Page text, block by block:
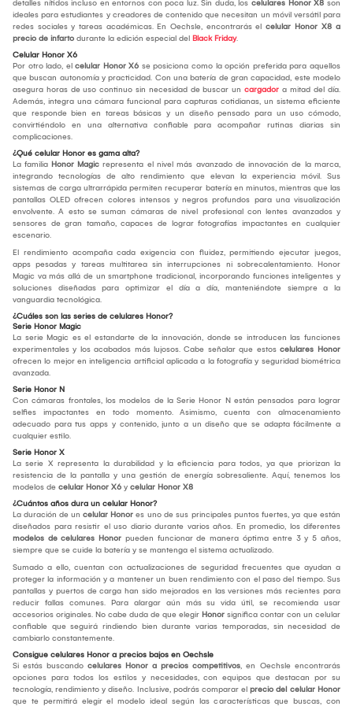
detalles nítidos incluso en entornos con poca luz. Sin duda, los celulares Honor X8 son
ideales para estudiantes y creadores de contenido que necesitan un móvil versátil para
redes sociales y tareas académicas. En Oechsle, encontrarás el celular Honor X8 a
precio de infarto durante la edición especial del Black Friday.
Celular Honor X6
Por otro lado, el celular Honor X6 se posiciona como la opción preferida para aquellos
que buscan autonomía y practicidad. Con una batería de gran capacidad, este modelo
asegura horas de uso continuo sin necesidad de buscar un cargador a mitad del día.
Además, integra una cámara funcional para capturas cotidianas, un sistema eficiente
que responde bien en tareas básicas y un diseño pensado para un uso cómodo,
convirtiéndolo en una alternativa confiable para acompañar rutinas diarias sin
complicaciones.
¿Qué celular Honor es gama alta?
La familia Honor Magic representa el nivel más avanzado de innovación de la marca,
integrando tecnologías de alto rendimiento que elevan la experiencia móvil. Sus
sistemas de carga ultrarrápida permiten recuperar batería en minutos, mientras que las
pantallas OLED ofrecen colores intensos y negros profundos para una visualización
envolvente. A esto se suman cámaras de nivel profesional con lentes avanzados y
sensores de gran tamaño, capaces de lograr fotografías impactantes en cualquier
escenario.
El rendimiento acompaña cada exigencia con fluidez, permitiendo ejecutar juegos,
apps pesadas y tareas multitarea sin interrupciones ni sobrecalentamiento. Honor
Magic va más allá de un smartphone tradicional, incorporando funciones inteligentes y
soluciones diseñadas para optimizar el día a día, manteniéndote siempre a la
vanguardia tecnológica.
¿Cuáles son las series de celulares Honor?
Serie Honor Magic
La serie Magic es el estandarte de la innovación, donde se introducen las funciones
experimentales y los acabados más lujosos. Cabe señalar que estos celulares Honor
ofrecen lo mejor en inteligencia artificial aplicada a la fotografía y seguridad biométrica
avanzada.
Serie Honor N
Con cámaras frontales, los modelos de la Serie Honor N están pensados para lograr
selfies impactantes en todo momento. Asimismo, cuenta con almacenamiento
adecuado para tus apps y contenido, junto a un diseño que se adapta fácilmente a
cualquier estilo.
Serie Honor X
La serie X representa la durabilidad y la eficiencia para todos, ya que priorizan la
resistencia de la pantalla y una gestión de energía sobresaliente. Aquí, tenemos los
modelos de celular Honor X6 y celular Honor X8
¿Cuántos años dura un celular Honor?
La duración de un celular Honor es uno de sus principales puntos fuertes, ya que están
diseñados para resistir el uso diario durante varios años. En promedio, los diferentes
modelos de celulares Honor pueden funcionar de manera óptima entre 3 y 5 años,
siempre que se cuide la batería y se mantenga el sistema actualizado.
Sumado a ello, cuentan con actualizaciones de seguridad frecuentes que ayudan a
proteger la información y a mantener un buen rendimiento con el paso del tiempo. Sus
pantallas y puertos de carga han sido mejorados en las versiones más recientes para
reducir fallas comunes. Para alargar aún más su vida útil, se recomienda usar
accesorios originales. No cabe duda de que elegir Honor significa contar con un celular
confiable que seguirá rindiendo bien durante varias temporadas, sin necesidad de
cambiarlo constantemente.
Consigue celulares Honor a precios bajos en Oechsle
Si estás buscando celulares Honor a precios competitivos, en Oechsle encontrarás
opciones para todos los estilos y necesidades, con equipos que destacan por su
tecnología, rendimiento y diseño. Inclusive, podrás comparar el precio del celular Honor
que te permitirá elegir el modelo ideal según las características que buscas, con